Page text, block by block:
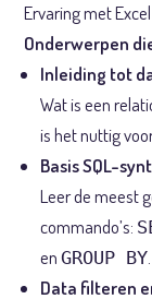
Ervaring met
Onderwerpen
Inleiding tot
Wat is een
is het nuttig
Basis SQL-
Leer de meest
commando’s:
enGROUP BY
Data filteren